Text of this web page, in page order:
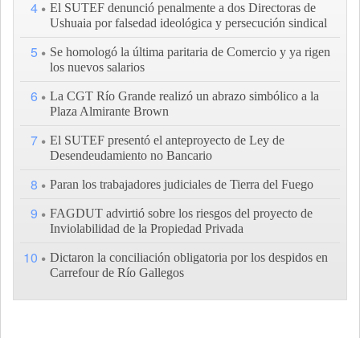
4
El SUTEF denunció penalmente a dos Directoras de
Ushuaia por falsedad ideológica y persecución sindical
5
Se homologó la última paritaria de Comercio y ya rigen
los nuevos salarios
6
La CGT Río Grande realizó un abrazo simbólico a la
Plaza Almirante Brown
7
El SUTEF presentó el anteproyecto de Ley de
Desendeudamiento no Bancario
8 Paran los trabajadores judiciales de Tierra del Fuego
9
FAGDUT advirtió sobre los riesgos del proyecto de
Inviolabilidad de la Propiedad Privada
10
Dictaron la conciliación obligatoria por los despidos en
Carrefour de Río Gallegos